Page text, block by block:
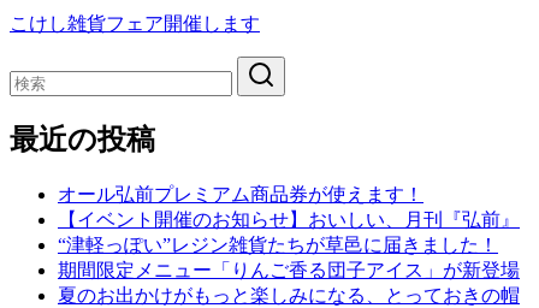
こけし雑貨フェア開催します
最近の投稿
オール弘前プレミアム商品券が使えます！
【イベント開催のお知らせ】おいしい、月刊『弘前』
“津軽っぽい”レジン雑貨たちが草邑に届きました！
期間限定メニュー「りんご香る団子アイス」が新登場
夏のお出かけがもっと楽しみになる、とっておきの帽